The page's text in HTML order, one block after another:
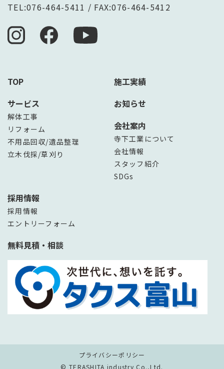
TEL:076-464-5411 / FAX:076-464-5412
TOP
サービス
解体工事
リフォーム
不用品回収/遺品整理
立木伐採/草刈り
施工実績
お知らせ
会社案内
寺下工業について
会社情報
スタッフ紹介
SDGs
採用情報
採用情報
エントリーフォーム
無料見積・相談
プライバシーポリシー
© TERASHITA industry Co.,Ltd.